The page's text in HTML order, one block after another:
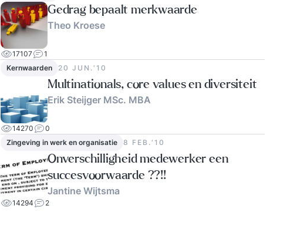
Gedrag bepaalt merkwaarde
Theo Kroese
17107
1
Kernwaarden
20 JUN.‘10
Multinationals, core values en diversiteit
Erik Steijger MSc. MBA
14270
0
Zingeving in werk en organisatie
8 FEB.‘10
Onverschilligheid medewerker een
succesvoorwaarde ??!!
Jantine Wijtsma
14294 2